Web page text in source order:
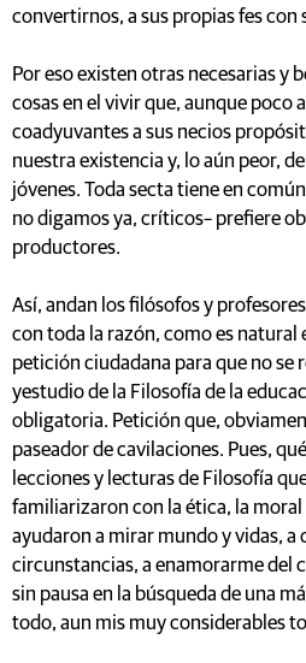
convertirnos, a sus propias fes con
Por eso existen otras necesarias y
cosas en el vivir que, aunque poco
coadyuvantes a sus necios
nuestra existencia y, lo aún peor,
jóvenes. Toda secta tiene en
no digamos ya, críticos– prefiere
productores.
Así, andan los filósofos y
con toda la razón, como es natural
petición ciudadana para que no se
yestudio de la Filosofía de la
obligatoria. Petición que,
paseador de cavilaciones. Pues,
lecciones y lecturas de Filosofía
familiarizaron con la ética, la moral
ayudaron a mirar mundo y vidas, a
circunstancias, a enamorarme del
sin pausa en la búsqueda de una
todo, aun mis muy considerables